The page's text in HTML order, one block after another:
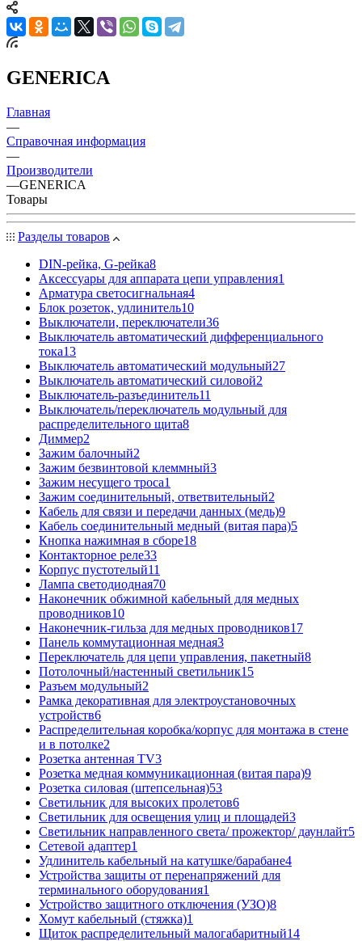
GENERICA
Главная
—
Справочная информация
—
Производители
—GENERICA
Товары
Разделы товаров
DIN-рейка, G-рейка8
Аксессуары для аппарата цепи управления1
Арматура светосигнальная4
Блок розеток, удлинитель10
Выключатели, переключатели36
Выключатель автоматический дифференциального
тока13
Выключатель автоматический модульный27
Выключатель автоматический силовой2
Выключатель-разъединитель11
Выключатель/переключатель модульный для
распределительного щита8
Диммер2
Зажим балочный2
Зажим безвинтовой клеммный3
Зажим несущего троса1
Зажим соединительный, ответвительный2
Кабель для связи и передачи данных (медь)9
Кабель соединительный медный (витая пара)5
Кнопка нажимная в сборе18
Контакторное реле33
Корпус пустотелый11
Лампа светодиодная70
Наконечник обжимной кабельный для медных
проводников10
Наконечник-гильза для медных проводников17
Панель коммутационная медная3
Переключатель для цепи управления, пакетный8
Потолочный/настенный светильник15
Разъем модульный2
Рамка декоративная для электроустановочных
устройств6
Распределительная коробка/корпус для монтажа в стене
и в потолке2
Розетка антенная TV3
Розетка медная коммуникационная (витая пара)9
Розетка силовая (штепсельная)53
Светильник для высоких пролетов6
Светильник для освещения улиц и площадей3
Светильник направленного света/ прожектор/ даунлайт5
Сетевой адаптер1
Удлинитель кабельный на катушке/барабане4
Устройства защиты от перенапряжений для
терминального оборудования1
Устройство защитного отключения (УЗО)8
Хомут кабельный (стяжка)1
Щиток распределительный малогабаритный14